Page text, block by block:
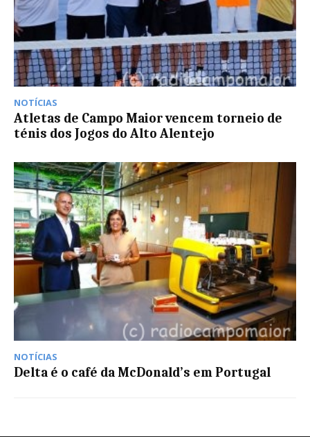
NOTÍCIAS
Atletas de Campo Maior vencem torneio de
ténis dos Jogos do Alto Alentejo
NOTÍCIAS
Delta é o café da McDonald’s em Portugal